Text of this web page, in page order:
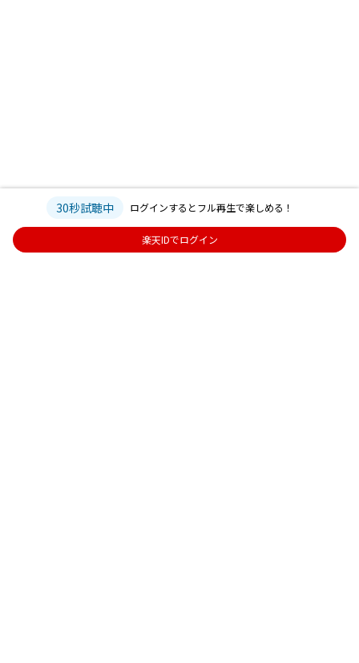
30秒試聴中 ログインするとフル再生で楽しめる！
楽天IDでログイン